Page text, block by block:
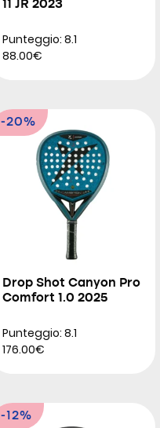
11 JR 2023
Punteggio: 8.1
88.00€
-20%
Drop Shot Canyon Pro
Comfort 1.0 2025
Punteggio: 8.1
176.00€
-12%